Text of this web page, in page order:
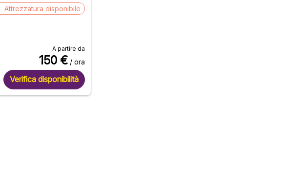
Attrezzatura disponibile
A partire da
150 € / ora
Verifica disponibilità